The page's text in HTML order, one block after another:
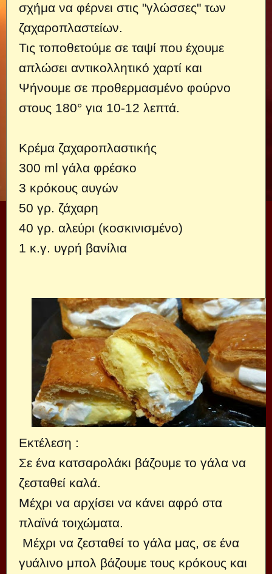
σχήμα να φέρνει στις "γλώσσες" των
ζαχαροπλαστείων.
Τις τοποθετούμε σε ταψί που έχουμε
απλώσει αντικολλητικό χαρτί και
Ψήνουμε σε προθερμασμένο φούρνο
στους 180° για 10-12 λεπτά.
Κρέμα ζαχαροπλαστικής
300 ml γάλα φρέσκο
3 κρόκους αυγών
50 γρ. ζάχαρη
40 γρ. αλεύρι (κοσκινισμένο)
1 κ.γ. υγρή βανίλια
Εκτέλεση :
Σε ένα κατσαρολάκι βάζουμε το γάλα να
ζεσταθεί καλά.
Μέχρι να αρχίσει να κάνει αφρό στα
πλαϊνά τοιχώματα.
Μέχρι να ζεσταθεί το γάλα μας, σε ένα
γυάλινο μπολ βάζουμε τους κρόκους και